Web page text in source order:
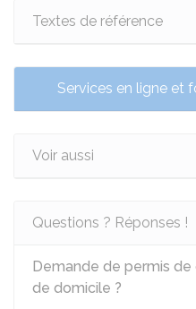
Textes de référence
Services en ligne et
Voir aussi
Questions ? Réponses !
Demande de permis
de domicile ?